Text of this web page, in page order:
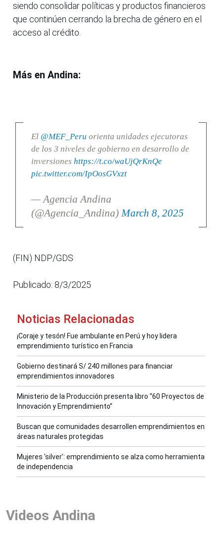
siendo consolidar políticas y productos financieros
que continúen cerrando la brecha de género en el
acceso al crédito.
Más en Andina:
El @MEF_Peru orienta unidades ejecutoras
de los 3 niveles de gobierno en desarrollo de
inversiones https://t.co/waUjQrKnQe
pic.twitter.com/IpOosGVxzt
— Agencia Andina
(@Agencia_Andina) March 8, 2025
(FIN) NDP/GDS
Publicado: 8/3/2025
Noticias Relacionadas
¡Coraje y tesón! Fue ambulante en Perú y hoy lidera
emprendimiento turístico en Francia
Gobierno destinará S/ 240 millones para financiar
emprendimientos innovadores
Ministerio de la Producción presenta libro “60 Proyectos de
Innovación y Emprendimiento”
Buscan que comunidades desarrollen emprendimientos en
áreas naturales protegidas
Mujeres 'silver': emprendimiento se alza como herramienta
de independencia
Videos Andina